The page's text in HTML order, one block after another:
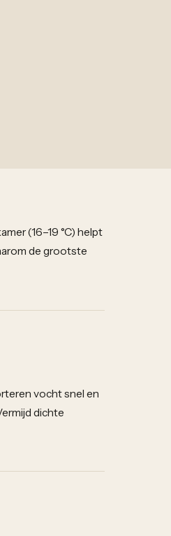
(16–19 °C) helpt
de grootste
vocht snel en
dichte